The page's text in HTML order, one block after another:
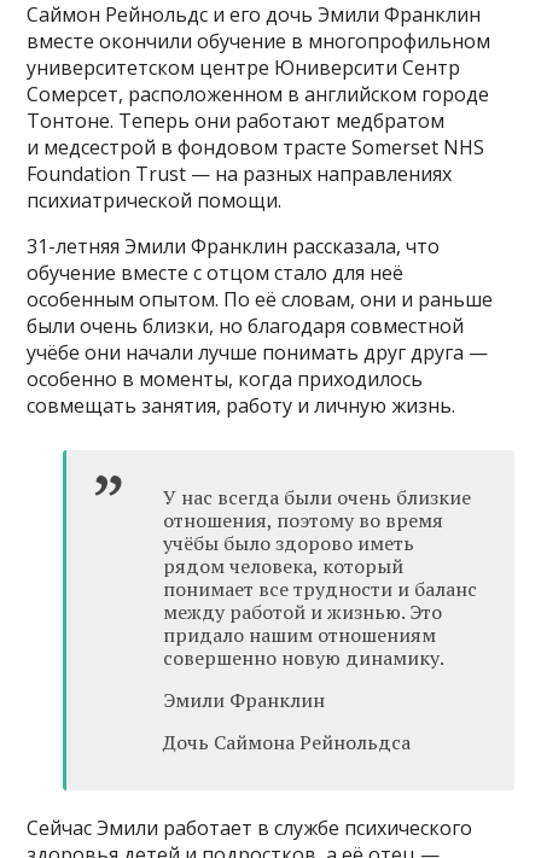
Саймон Рейнольдс и его дочь Эмили Франклин
вместе окончили обучение в многопрофильном
университетском центре Юниверсити Сентр
Сомерсет, расположенном в английском городе
Тонтоне. Теперь они работают медбратом
и медсестрой в фондовом трасте Somerset NHS
Foundation Trust — на разных направлениях
психиатрической помощи.
31-летняя Эмили Франклин рассказала, что
обучение вместе с отцом стало для неё
особенным опытом. По её словам, они и раньше
были очень близки, но благодаря совместной
учёбе они начали лучше понимать друг друга —
особенно в моменты, когда приходилось
совмещать занятия, работу и личную жизнь.
У нас всегда были очень близкие
отношения, поэтому во время
учёбы было здорово иметь
рядом человека, который
понимает все трудности и баланс
между работой и жизнью. Это
придало нашим отношениям
совершенно новую динамику.
Эмили Франклин
Дочь Саймона Рейнольдса
Сейчас Эмили работает в службе психического